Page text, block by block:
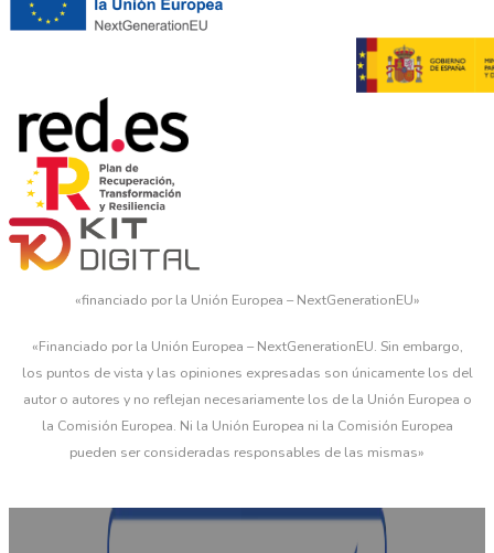
«financiado por la Unión Europea – NextGenerationEU»
«Financiado por la Unión Europea – NextGenerationEU. Sin embargo,
los puntos de vista y las opiniones expresadas son únicamente los del
autor o autores y no reflejan necesariamente los de la Unión Europea o
la Comisión Europea. Ni la Unión Europea ni la Comisión Europea
pueden ser consideradas responsables de las mismas»